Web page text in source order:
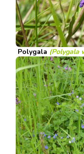
Polygala (Polygala